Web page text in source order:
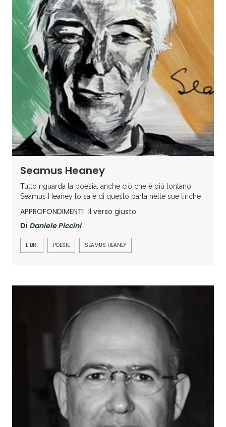
Seamus Heaney
Tutto riguarda la poesia, anche ciò che è più lontano.
Seamus Heaney lo sa e di questo parla nelle sue liriche
APPROFONDIMENTI Il verso giusto
Di Daniele Piccini
LIBRI POESIE SEAMUS HEANEY